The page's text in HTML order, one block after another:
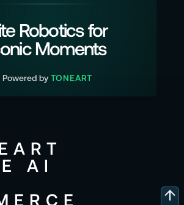
Robotics for
Moments
Powered by TONEART